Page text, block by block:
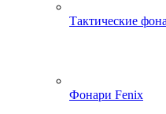
Тактические
Фонари Fenix